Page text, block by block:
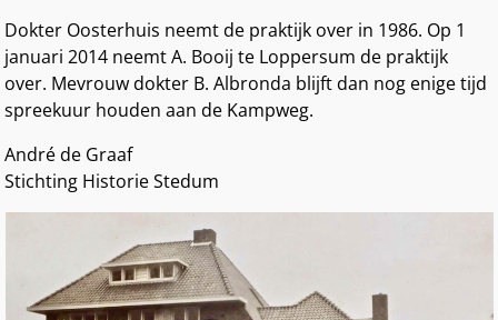
Dokter Oosterhuis neemt de praktijk over in 1986. Op 1
januari 2014 neemt A. Booij te Loppersum de praktijk
over. Mevrouw dokter B. Albronda blijft dan nog enige tijd
spreekuur houden aan de Kampweg.
André de Graaf
Stichting Historie Stedum